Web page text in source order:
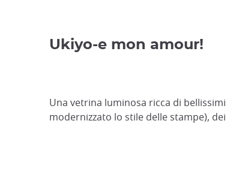
Ukiyo-e mon amour!
Una vetrina luminosa ricca di
modernizzato lo stile delle stampe),